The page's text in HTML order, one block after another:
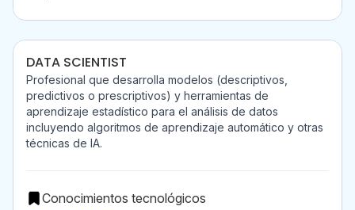
DATA SCIENTIST
Profesional que desarrolla modelos (descriptivos,
predictivos o prescriptivos) y herramientas de
aprendizaje estadístico para el análisis de datos
incluyendo algoritmos de aprendizaje automático y otras
técnicas de IA.
Conocimientos tecnológicos